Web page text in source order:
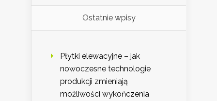
Ostatnie wpisy
Płytki elewacyjne – jak
nowoczesne technologie
produkcji zmieniają
możliwości wykończenia